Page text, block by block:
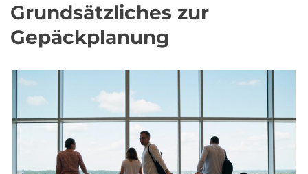
Grundsätzliches zur
Gepäckplanung